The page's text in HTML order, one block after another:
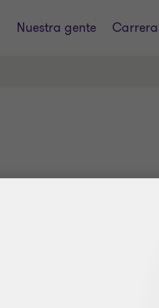
Nuestra gente